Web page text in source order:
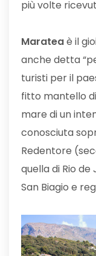
più volte
Marateaè il
anche detta
turisti per il
fitto mantello
mare di un
conosciuta
Redentore
quella di Rio
San Biagio e